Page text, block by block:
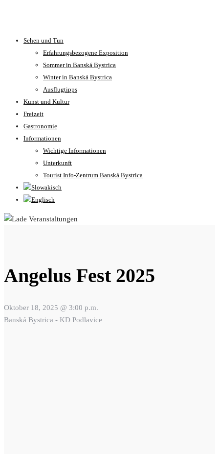
Sehen und Tun
Erfahrungsbezogene Exposition
Sommer in Banská Bystrica
Winter in Banská Bystrica
Ausflugtipps
Kunst und Kultur
Freizeit
Gastronomie
Informationen
Wichtige Informationen
Unterkunft
Tourist Info-Zentrum Banská Bystrica
Angelus Fest 2025
Oktober 18, 2025 @ 3:00 p.m.
Banská Bystrica - KD Podlavice